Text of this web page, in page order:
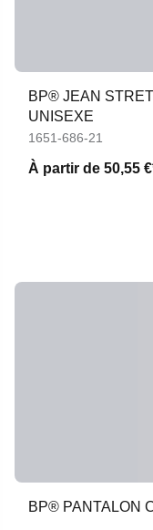
BP® JEAN
UNISEXE
1651-686-21
À partir de 50,55
BP® PANTALON